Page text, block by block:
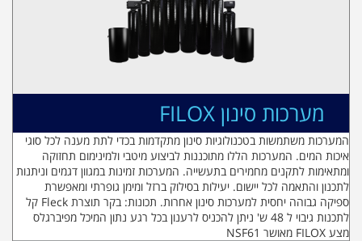
מערכות סינון FILOX
המערכות משתמשות בטכנולוגיות סינון מתקדמות בכדי לתת מענה לכל סוגי
איכות המים. המערכות הללו מתוכננות לביצוע מיטבי ולמינימום תחזוקה
ומתאימות לתקנים מחמירים בתעשייה. המערכות זמינות במגוון דגמים וניתנות
לתכנון והתאמה לכל יישום. יעילות בסילוק ברזל ומימן גופרתי ומאפשרת
ספיקה גבוהה יחסית למערכות סינון אחרות. תכונות: בקר תוצרת Fleck קל
לתכנות גיבוי ל 48 ש' ניתן להכניס לרענון בכל רגע נתון המיכל מפיברגלס
מצע FILOX מאושר NSF61